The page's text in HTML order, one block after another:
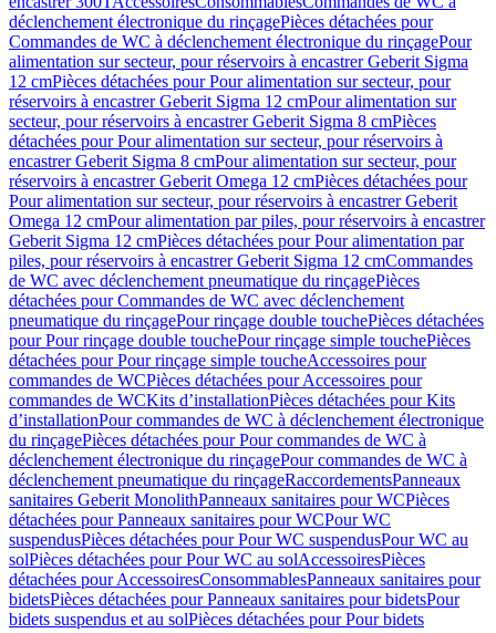
déclenchement électronique du rinçagePièces détachées pour
Commandes de WC à déclenchement électronique du rinçagePour
alimentation sur secteur, pour réservoirs à encastrer Geberit Sigma
12 cmPièces détachées pour Pour alimentation sur secteur, pour
réservoirs à encastrer Geberit Sigma 12 cmPour alimentation sur
secteur, pour réservoirs à encastrer Geberit Sigma 8 cmPièces
détachées pour Pour alimentation sur secteur, pour réservoirs à
encastrer Geberit Sigma 8 cmPour alimentation sur secteur, pour
réservoirs à encastrer Geberit Omega 12 cmPièces détachées pour
Pour alimentation sur secteur, pour réservoirs à encastrer Geberit
Omega 12 cmPour alimentation par piles, pour réservoirs à encastrer
Geberit Sigma 12 cmPièces détachées pour Pour alimentation par
piles, pour réservoirs à encastrer Geberit Sigma 12 cmCommandes
de WC avec déclenchement pneumatique du rinçagePièces
détachées pour Commandes de WC avec déclenchement
pneumatique du rinçagePour rinçage double touchePièces détachées
pour Pour rinçage double touchePour rinçage simple touchePièces
détachées pour Pour rinçage simple toucheAccessoires pour
commandes de WCPièces détachées pour Accessoires pour
commandes de WCKits d’installationPièces détachées pour Kits
d’installationPour commandes de WC à déclenchement électronique
du rinçagePièces détachées pour Pour commandes de WC à
déclenchement électronique du rinçagePour commandes de WC à
déclenchement pneumatique du rinçageRaccordementsPanneaux
sanitaires Geberit MonolithPanneaux sanitaires pour WCPièces
détachées pour Panneaux sanitaires pour WCPour WC
suspendusPièces détachées pour Pour WC suspendusPour WC au
solPièces détachées pour Pour WC au solAccessoiresPièces
détachées pour AccessoiresConsommablesPanneaux sanitaires pour
bidetsPièces détachées pour Panneaux sanitaires pour bidetsPour
bidets suspendus et au solPièces détachées pour Pour bidets